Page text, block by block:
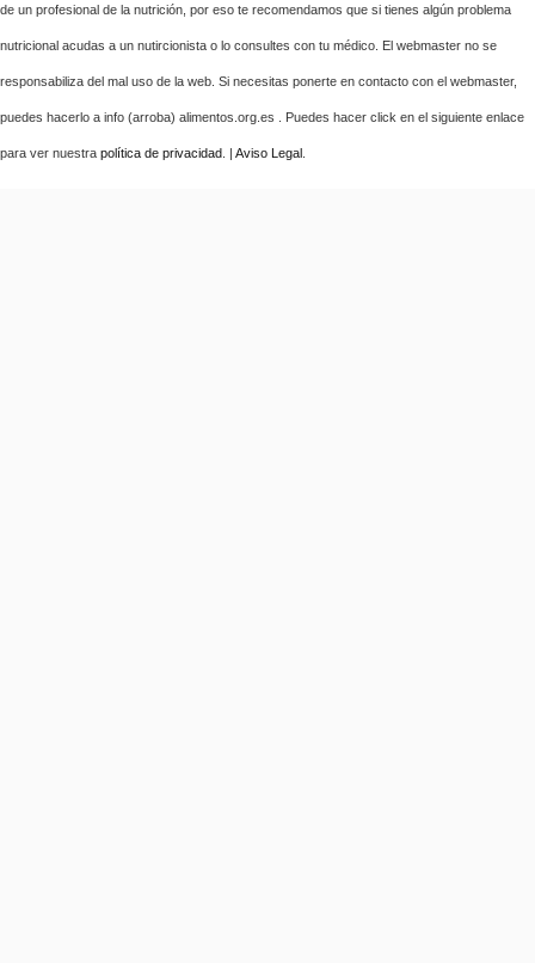
de un profesional de la nutrición, por eso te recomendamos que si tienes algún problema
nutricional acudas a un nutircionista o lo consultes con tu médico. El webmaster no se
responsabiliza del mal uso de la web. Si necesitas ponerte en contacto con el webmaster,
puedes hacerlo a info (arroba) alimentos.org.es . Puedes hacer click en el siguiente enlace
para ver nuestra política de privacidad . | Aviso Legal